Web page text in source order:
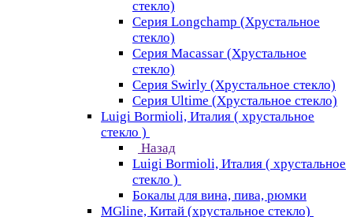
стекло)
Серия Longchamp (Хрустальное
стекло)
Серия Macassar (Хрустальное
стекло)
Серия Swirly (Хрустальное стекло)
Серия Ultime (Хрустальное стекло)
Luigi Bormioli, Италия ( хрустальное
стекло )
Назад
Luigi Bormioli, Италия ( хрустальное
стекло )
Бокалы для вина, пива, рюмки
MGline, Китай (хрустальное стекло)